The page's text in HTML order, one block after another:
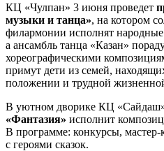
КЦ «Чулпан» 3 июня проведет
музыки и танца», на котором
филармонии исполнят
а ансамбль танца «Казан»
хореографическими
примут дети из семей,
положении и трудной
В уютном дворике КЦ
«Фантазия» исполнит
В программе: конкурсы, мастер-
с героями сказок.